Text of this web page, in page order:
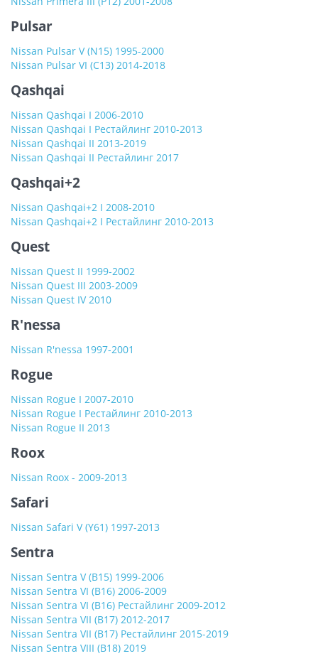
Pulsar
Nissan Pulsar V (N15) 1995-2000
Nissan Pulsar VI (C13) 2014-2018
Qashqai
Nissan Qashqai I 2006-2010
Nissan Qashqai I Рестайлинг 2010-2013
Nissan Qashqai II 2013-2019
Nissan Qashqai II Рестайлинг 2017
Qashqai+2
Nissan Qashqai+2 I 2008-2010
Nissan Qashqai+2 I Рестайлинг 2010-2013
Quest
Nissan Quest II 1999-2002
Nissan Quest III 2003-2009
Nissan Quest IV 2010
R'nessa
Nissan R'nessa 1997-2001
Rogue
Nissan Rogue I 2007-2010
Nissan Rogue I Рестайлинг 2010-2013
Nissan Rogue II 2013
Roox
Nissan Roox - 2009-2013
Safari
Nissan Safari V (Y61) 1997-2013
Sentra
Nissan Sentra V (B15) 1999-2006
Nissan Sentra VI (B16) 2006-2009
Nissan Sentra VI (B16) Рестайлинг 2009-2012
Nissan Sentra VII (B17) 2012-2017
Nissan Sentra VII (B17) Рестайлинг 2015-2019
Nissan Sentra VIII (B18) 2019